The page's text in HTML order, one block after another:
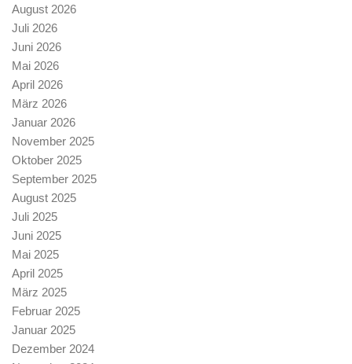
August 2026
Juli 2026
Juni 2026
Mai 2026
April 2026
März 2026
Januar 2026
November 2025
Oktober 2025
September 2025
August 2025
Juli 2025
Juni 2025
Mai 2025
April 2025
März 2025
Februar 2025
Januar 2025
Dezember 2024